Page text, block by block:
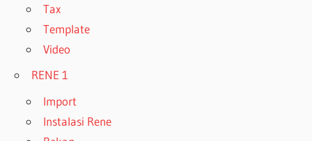
Tax
Template
Video
RENE 1
Import
Instalasi Rene